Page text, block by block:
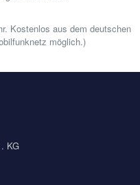
Kostenlos aus dem deutschen
möglich.)
KG